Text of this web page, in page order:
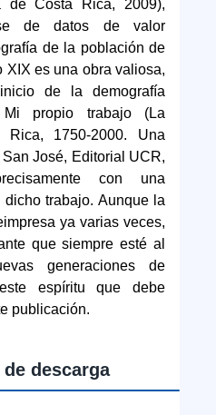
de Costa Rica, 2009),
de datos de valor
de la población de
es una obra valiosa,
de la demografía
propio trabajo (La
1750-2000. Una
José, Editorial UCR,
con una
trabajo. Aunque la
ya varias veces,
que siempre esté al
generaciones de
espíritu que debe
publicación.
descarga